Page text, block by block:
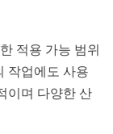
적용 가능 범위
작업에도 사용
이며 다양한 산